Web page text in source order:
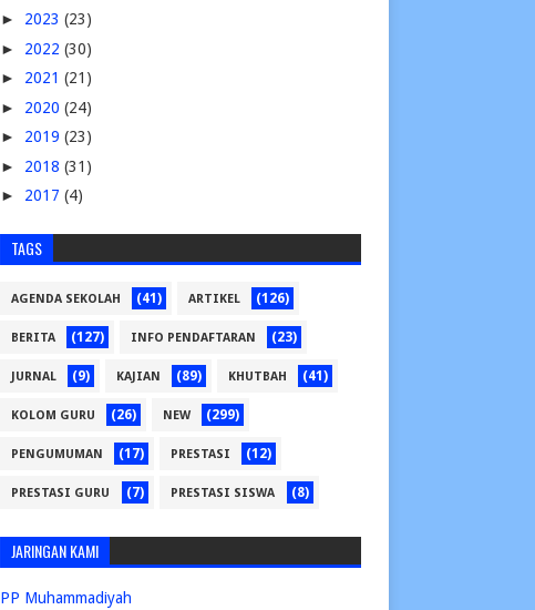
► 2023 (23)
► 2022 (30)
► 2021 (21)
► 2020 (24)
► 2019 (23)
► 2018 (31)
► 2017 (4)
TAGS
AGENDA SEKOLAH (41) ARTIKEL (126)
BERITA (127) INFO PENDAFTARAN (23)
JURNAL (9) KAJIAN (89) KHUTBAH (41)
KOLOM GURU (26) NEW (299)
PENGUMUMAN (17) PRESTASI (12)
PRESTASI GURU (7) PRESTASI SISWA (8)
JARINGAN KAMI
PP Muhammadiyah